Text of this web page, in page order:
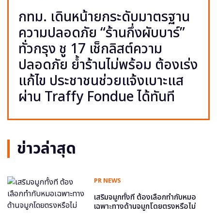
กทม. เดินหน้ายกระดับมาตรฐาน
ความปลอดภัย “ร้านกึ่งผับบาร์”
ทั่วกรุง ชู 17 เช็กลิสต์ความ
ปลอดภัย ย้ำร้านไม่พร้อม ต้องเร่ง
แก้ไข ประชาชนช่วยแจ้งเบาะแส
ผ่าน Traffy Fondue ได้ทันที
ข่าวล่าสุด
PR NEWS
เสริมจมูกทั้งที ต้องเลือกทำกับหมอ
เฉพาะทางด้านจมูกโดยตรงหรือไม่